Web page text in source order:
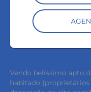
Vendo belíssimo apto
habitado